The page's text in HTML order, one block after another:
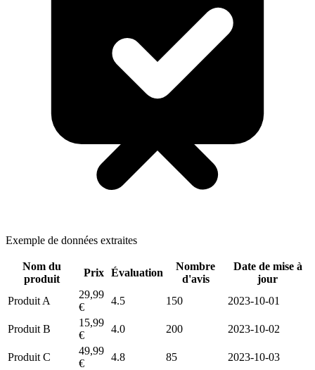
Exemple de données extraites
Nom du
produit
Prix Évaluation
Nombre
d'avis
Date de mise à
jour
Produit A
29,99
€
4.5 150 2023-10-01
Produit B
15,99
€
4.0 200 2023-10-02
Produit C
49,99
€
4.8 85 2023-10-03